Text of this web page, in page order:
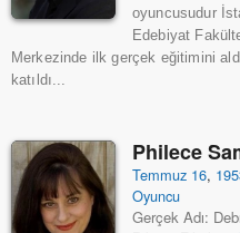
oyuncusudur
Edebiyat
Merkezinde ilk gerçek eğitimini
katıldı...
Philece
Temmuz 16,
Oyuncu
Gerçek Adı: